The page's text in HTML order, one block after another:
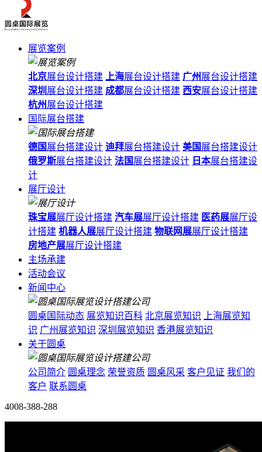
展览案例
北京展台设计搭建 上海展台设计搭建 广州展台设计搭建
深圳 展台设计搭建 成都展台设计搭建 西安展台设计搭建
杭州展台设计搭建
国际展台搭建
德国 展台搭建设计 迪拜展台搭建设计 美国 展台搭建设计
俄罗斯展台搭建设计 法国 展台搭建设计 日本展台搭建设
计
展厅设计
珠宝展展厅设计搭建 汽车展展厅设计搭建 医药展展厅设
计搭建 机器人展展厅设计搭建 物联网展展厅设计搭建
房地产展展厅设计搭建
主场承建
活动会议
新闻中心
圆桌国际动态 展览知识百科 北京展览知识
上海展览知
识 广州展览知识 深圳展览知识 香港展览知识
关于圆桌
公司简介 圆桌理念 荣誉资质 圆桌风采 客户见证 我们的
客户 联系圆桌
4008-388-288